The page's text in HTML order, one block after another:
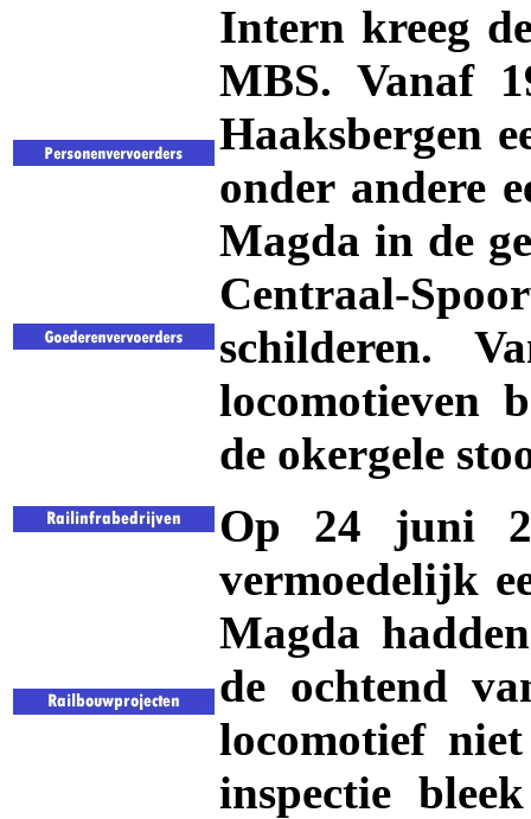
Intern kreeg
MBS. Vanaf
Haaksbergen
onder andere
Magda in de
Centraal-
schilderen.
locomotieven
de okergele
Op 24 juni
vermoedelijk
Magda
de ochtend
locomotief
inspectie